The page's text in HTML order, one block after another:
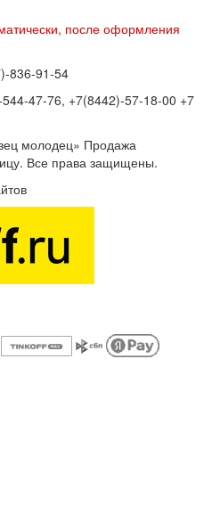
после оформления
836-91-54
47-76, +7(8442)-57-18-00 +7
молодец» Продажа
Все права защищены.